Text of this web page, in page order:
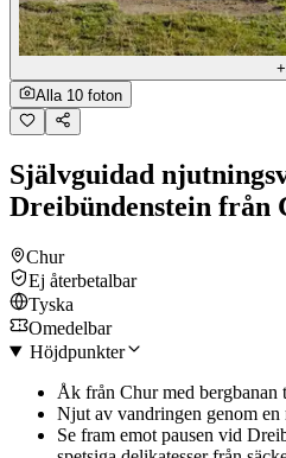
Alla 10 foton
Självguidad
Dreibündenstein
Chur
Ej återbetalbar
Tyska
Omedelbar
Höjdpunkter
Åk från Chur med bergbanan
Njut av vandringen genom
Se fram emot pausen vid